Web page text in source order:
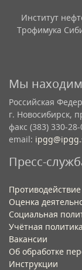
Институт
Трофимука
Мы
Российская
г. Новосибирск,
факс (383) 330-
email:
Пресс-
Оценка
Социальная
Учётная политика​
Вакансии​
Об обработке
Инструкции​